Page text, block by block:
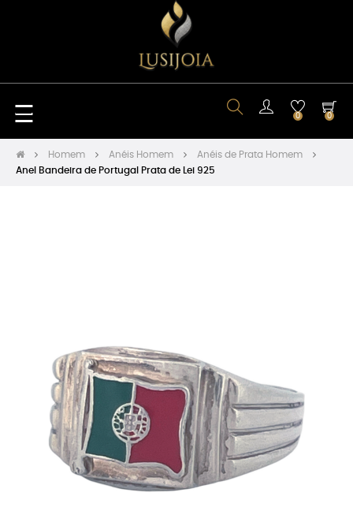
Toggle
navigation
☰ 0 0
Homem Anéis Homem
Anéis de Prata Homem
Anel Bandeira de Portugal Prata de Lei 925